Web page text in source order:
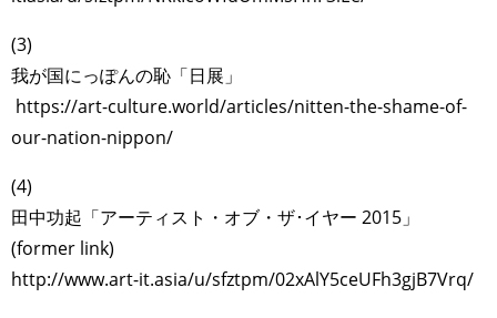
(3)
我が国にっぽんの恥「日展」
https://art-culture.world/articles/nitten-the-shame-of-
our-nation-nippon/
(4)
田中功起「アーティスト・オブ・ザ･イヤー 2015」
(former link)
http://www.art-it.asia/u/sfztpm/02xAlY5ceUFh3gjB7Vrq/